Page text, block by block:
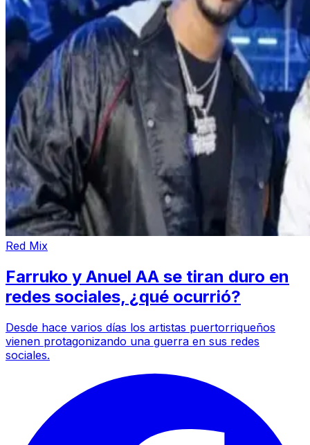
Red Mix
Farruko y Anuel AA se tiran duro en
redes sociales, ¿qué ocurrió?
Desde hace varios días los artistas puertorriqueños
vienen protagonizando una guerra en sus redes
sociales.